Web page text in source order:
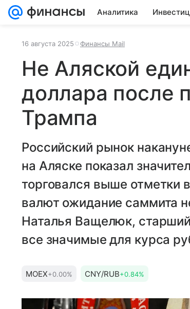
Аналитика
16 августа 2025 Финансы Mail
Не Аляской
доллара после
Трампа
Российский рынок
на Аляске показал
торговался выше отметки
валют ожидание саммита
Наталья Ващелюк,
все значимые для курса
MOEX+0.00% CNY/RUB+0.84%